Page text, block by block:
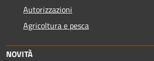
Autorizzazioni
Agricoltura e pesca
NOVITÀ